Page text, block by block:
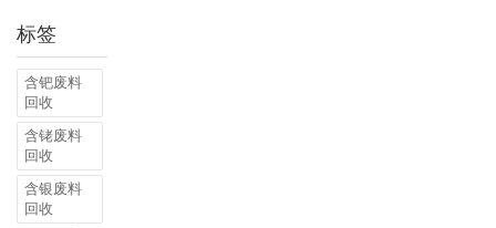
标签
含钯废料
回收
含铑废料
回收
含银废料
回收